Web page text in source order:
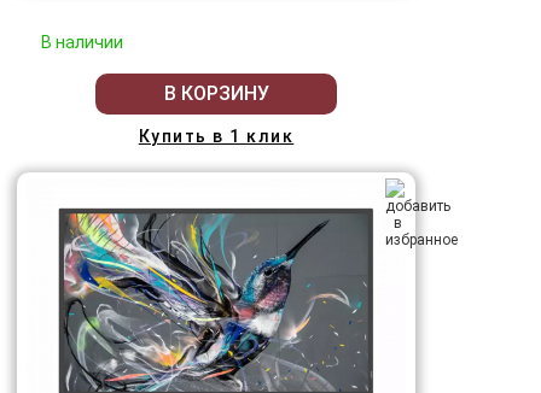
В наличии
В КОРЗИНУ
Купить в 1 клик